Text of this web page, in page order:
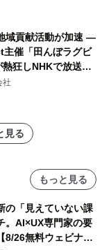
域貢献活動が加速 ―
催「田んぼラグビ
狂しNHKで放送さ
社
見る
もっと見る
の「見えていない課
。AI×UX専門家の要
8/26無料ウェビナ